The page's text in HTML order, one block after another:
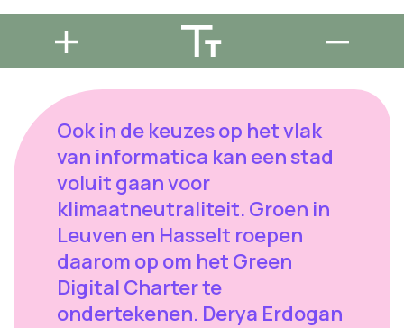
Ook in de keuzes op het vlak
van informatica kan een stad
voluit gaan voor
klimaatneutraliteit. Groen in
Leuven en Hasselt roepen
daarom op om het Green
Digital Charter te
ondertekenen. Derya Erdogan